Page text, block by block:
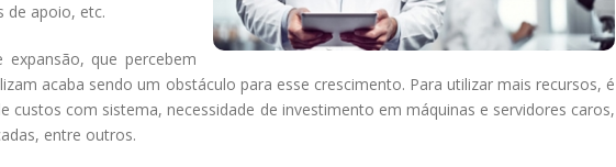
de apoio, etc.
que percebem
acaba sendo um obstáculo para esse crescimento. Para utilizar mais recursos, é
custos com sistema, necessidade de investimento em máquinas e servidores caros,
entre outros.